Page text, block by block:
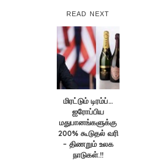
READ NEXT
மிரட்டும் டிரம்ப்…
ஐரோப்பிய
மதுபானங்களுக்கு
200% கூடுதல் வரி
– திணறும் உலக
நாடுகள்.!!